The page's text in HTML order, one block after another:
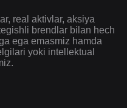
real aktivlar, aksiya
brendlar bilan hech
ega emasmiz hamda
yoki intellektual